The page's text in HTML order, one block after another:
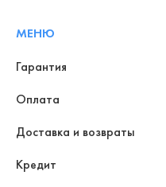
МЕНЮ
Гарантия
Оплата
Доставка и возвраты
Кредит